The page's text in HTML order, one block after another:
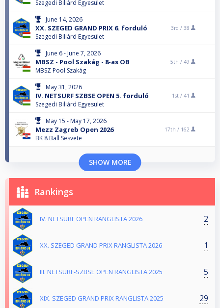
Szegedi Biliárd Egyesület
June 14, 2026
XX. SZEGED GRAND PRIX 6. forduló
Szegedi Biliárd Egyesület
3rd / 38
June 6 - June 7, 2026
MBSZ - Pool Szakág - 8-as OB
MBSZ Pool Szakág
5th / 49
May 31, 2026
IV. NETSURF SZBSE OPEN 5. forduló
Szegedi Biliárd Egyesület
1st / 41
May 15 - May 17, 2026
Mezz Zagreb Open 2026
BK 8 Ball Sesvete
17th / 162
SHOW MORE
Rankings
IV. NETSURF OPEN RANGLISTA 2026 2
XX. SZEGED GRAND PRIX RANGLISTA 2026 1
III. NETSURF-SZBSE OPEN RANGLISTA 2025 5
XIX. SZEGED GRAND PRIX RANGLISTA 2025 29